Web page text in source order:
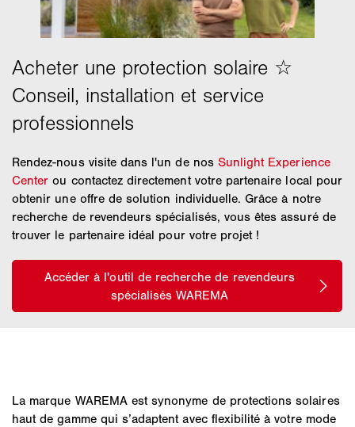
Rendez-nous visite dans l'un de nos Sunlight Experience
Center ou contactez directement votre partenaire local pour
obtenir une offre de solution individuelle. Grâce à notre
recherche de revendeurs spécialisés, vous êtes assuré de
trouver le partenaire idéal pour votre projet !
La marque WAREMA est synonyme de protections solaires
haut de gamme qui s’adaptent avec flexibilité à votre mode